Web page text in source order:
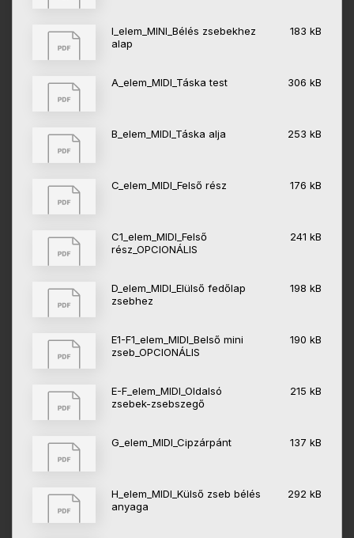
I_elem_MINI_Bélés zsebekhez
alap
183 kB
A_elem_MIDI_Táska test 306 kB
B_elem_MIDI_Táska alja 253 kB
C_elem_MIDI_Felső rész 176 kB
C1_elem_MIDI_Felső
rész_OPCIONÁLIS
241 kB
D_elem_MIDI_Elülső fedőlap
zsebhez
198 kB
E1-F1_elem_MIDI_Belső mini
zseb_OPCIONÁLIS
190 kB
E-F_elem_MIDI_Oldalsó
zsebek-zsebszegő
215 kB
G_elem_MIDI_Cipzárpánt 137 kB
H_elem_MIDI_Külső zseb bélés
anyaga
292 kB